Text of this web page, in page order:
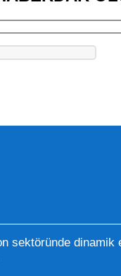
sektöründe